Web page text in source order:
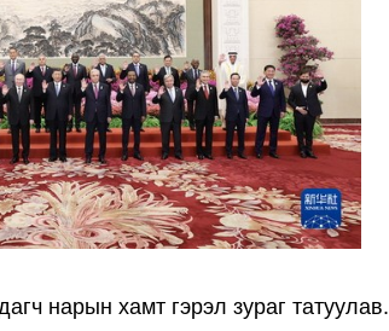
нарын хамт гэрэл зураг татуулав.